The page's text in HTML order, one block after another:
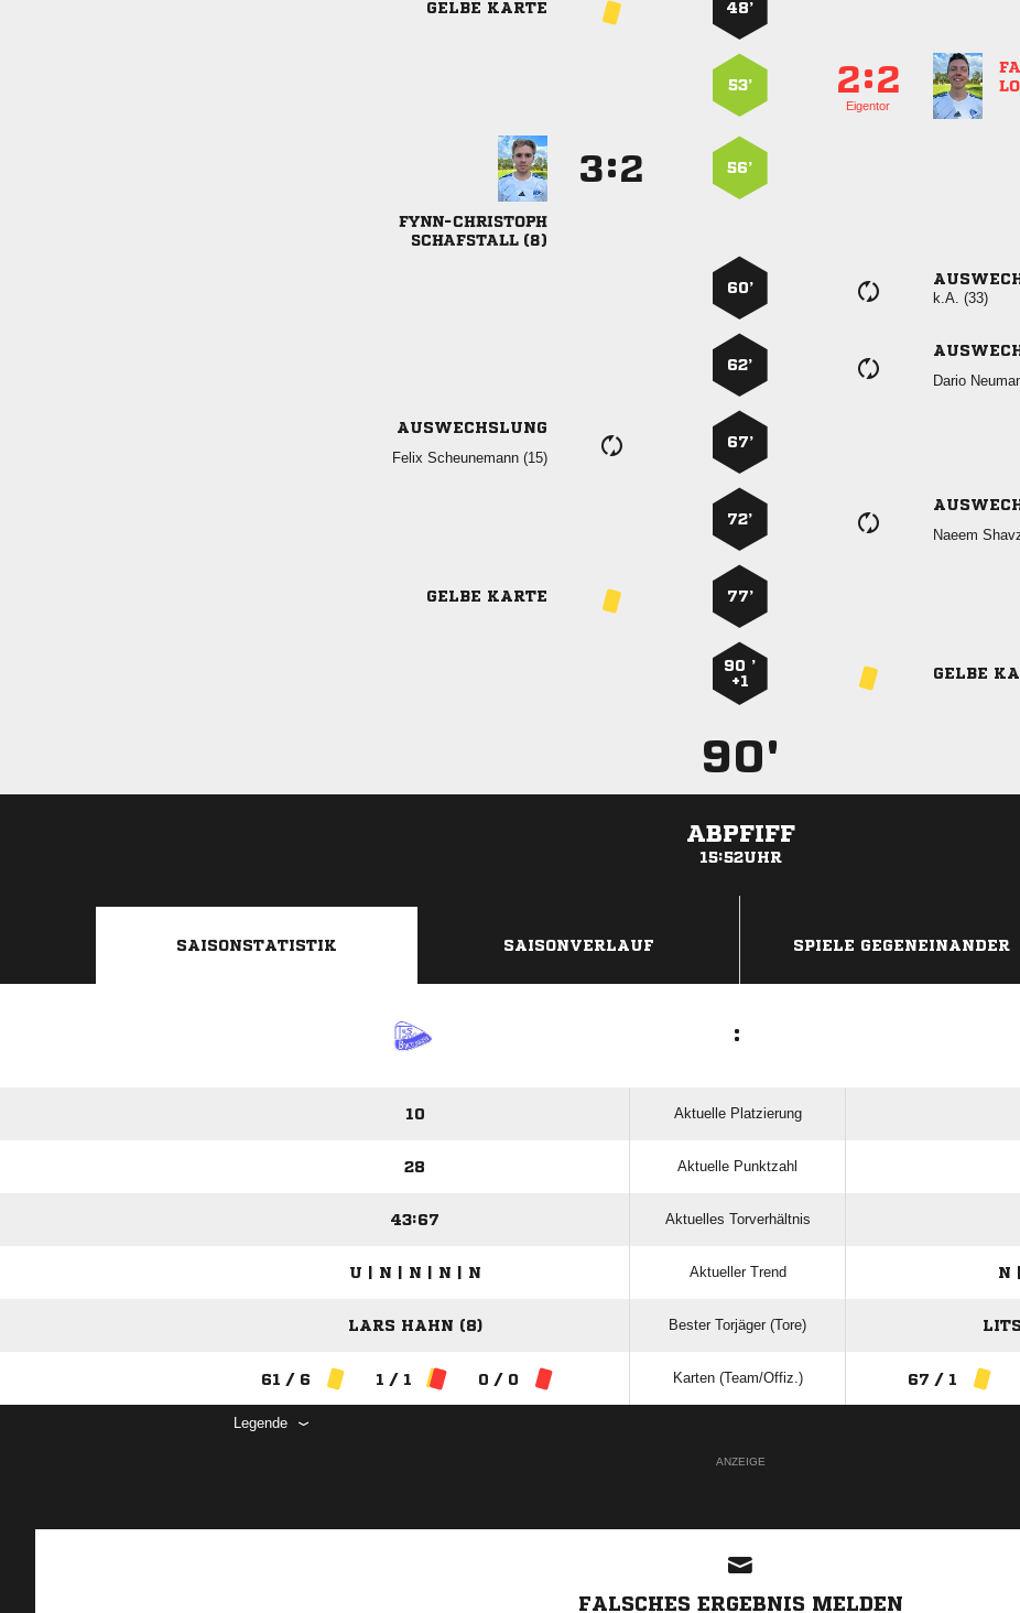
GELBE KARTE 48’
53’ :
Eigentor

 
: 56’
60’
k.A. (33)
62’

AUSWECHSLUNG
  
67’
72’

GELBE KARTE 77’
90 ’
+1
GELBE
90'
ABPFIFF
15:52UHR
SAISONSTATISTIK SAISONVERLAUF SPIELE GEGENEINANDER
:
10 Aktuelle Platzierung
28 Aktuelle Punktzahl
43:67 Aktuelles Torverhältnis
U | N | N | N | N Aktueller Trend N
LARS HAHN (8) Bester Torjäger (Tore)
61 / 6 1 / 1 0 / 0 Karten (Team/Offiz.) 67 / 1
Legende
ANZEIGE
FALSCHES ERGEBNIS MELDEN